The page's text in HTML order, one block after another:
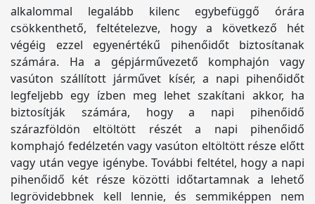
alkalommal legalább kilenc egybefüggő órára
csökkenthető, feltételezve, hogy a következő hét
végéig ezzel egyenértékű pihenőidőt biztosítanak
számára. Ha a gépjárművezető komphajón vagy
vasúton szállított járművet kísér, a napi pihenőidőt
legfeljebb egy ízben meg lehet szakítani akkor, ha
biztosítják számára, hogy a napi pihenőidő
szárazföldön eltöltött részét a napi pihenőidő
komphajó fedélzetén vagy vasúton eltöltött része előtt
vagy után vegye igénybe. További feltétel, hogy a napi
pihenőidő két része közötti időtartamnak a lehető
legrövidebbnek kell lennie, és semmiképpen nem